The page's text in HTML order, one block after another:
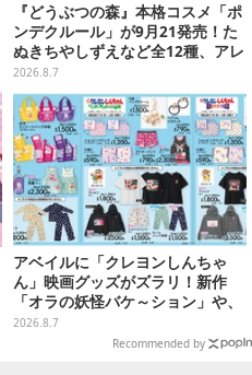
『どうぶつの森』本格コスメ「ポ
ンデクルール」が9月21発売！た
ぬきちやしずえなど全12種、アレ
ンジできるリアクションシールも
付属
2026.8.7
アベイルに「クレヨンしんちゃ
ん」映画グッズがズラリ！新作
「オラの妖怪バケ～ション」や、
「ヘンダーランド」「暗黒タマタ
マ」などをフィーチャー
2026.8.7
Recommended by